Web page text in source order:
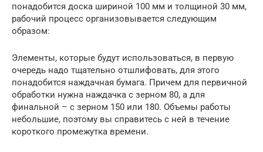
понадобится доска шириной 100 мм и толщиной 30 мм,
рабочий процесс организовывается следующим
образом:
Элементы, которые будут использоваться, в первую
очередь надо тщательно отшлифовать, для этого
понадобится наждачная бумага. Причем для первичной
обработки нужна наждачка с зерном 80, а для
финальной – с зерном 150 или 180. Объемы работы
небольшие, поэтому вы справитесь с ней в течение
короткого промежутка времени.